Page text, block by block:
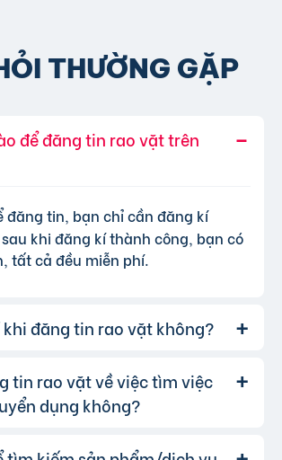
THƯỜNG GẶP
để đăng tin rao vặt trên
đăng tin, bạn chỉ cần đăng kí
khi đăng kí thành công, bạn có
tất cả đều miễn phí.
đăng tin rao vặt không?
tôi cung cấp gói đăng tin miễn
tất cả người dùng. Tuy nhiên, để
lựa chọn các gói dịch vụ nâng
tin rao vặt về việc tìm việc
dụng không?